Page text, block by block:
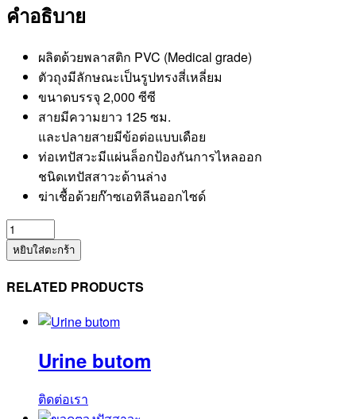
คำอธิบาย
ผลิตด้วยพลาสติก PVC (Medical grade)
ตัวถุงมีลักษณะเป็นรูปทรงสี่เหลี่ยม
ขนาดบรรจุ 2,000 ซีซี
สายมีความยาว 125 ซม.
และปลายสายมีข้อต่อแบบเดือย
ท่อเทปัสวะมีแผ่นล็อกป้องกันการไหลออก
ชนิดเทปัสสาวะด้านล่าง
ฆ่าเชื้อด้วยก๊าซเอทิลีนออกไซด์
จำนวน
Urine
bag
(1603)
หยิบใส่ตะกร้า
RELATED PRODUCTS
Urine butom
ติดต่อเรา